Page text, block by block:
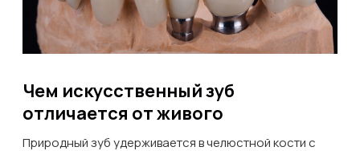
Чем искусственный зуб
отличается от живого
Природный зуб удерживается в челюстной кости с